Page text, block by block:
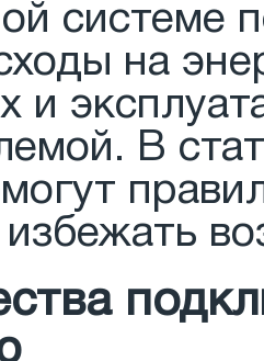
системе
на
и
В
избежать